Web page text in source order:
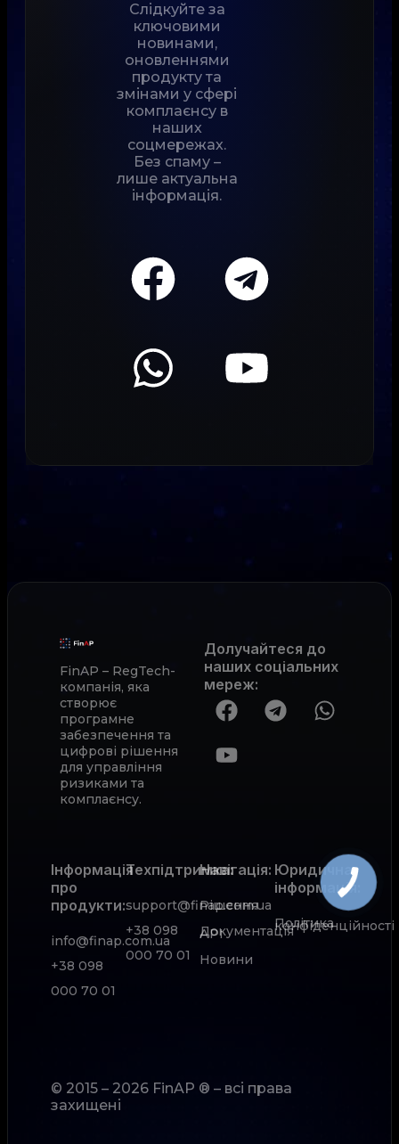
Слідкуйте за
ключовими
новинами,
оновленнями
продукту та
змінами у сфері
комплаєнсу в
наших
соцмережах.
Без спаму –
лише актуальна
інформація.
FinAP – RegTech-
компанія, яка
створює
програмне
забезпечення та
цифрові рішення
для управління
ризиками та
комплаєнсу.
Долучайтеся до
наших соціальних
мереж:
Інформація
про
продукти:
info@finap.com.ua
+38 098
000 70 01
Техпідтримка:
support@finap.com.ua
+38 098
000 70 01
Рішення
Документація
АРІ
Новини
Навігація: Юридична
інформація:
Політика
конфіденційності
© 2015 – 2026 FinAP ® – всі права
захищені